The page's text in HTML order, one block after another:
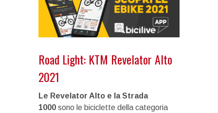
Road Light: KTM Revelator Alto
2021
Le Revelator Alto e la Strada
1000 sono le biciclette della categoria